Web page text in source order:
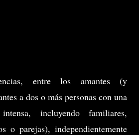
entre los amantes (y
a dos o más personas con una
incluyendo familiares,
o parejas), independientemente